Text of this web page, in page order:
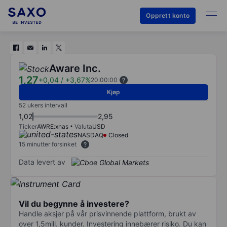
Opprett konto
Aware Inc.
1,27+0,04 / +3,67%20:00:00
Kjøp
52 ukers intervall
1,02 2,95
TickerAWRE:xnas ValutaUSD
NASDAQ
Closed
15 minutter forsinket
Data levert av
Vil du begynne å investere?
Handle aksjer på vår prisvinnende plattform, brukt av
over 1,5mill. kunder. Investering innebærer risiko. Du kan